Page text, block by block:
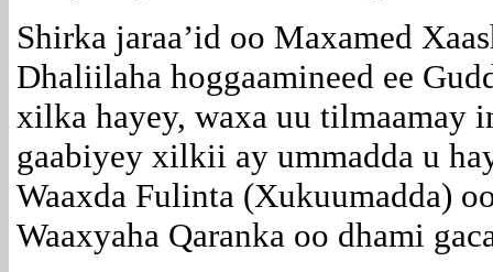
Shirka jaraa’id oo Maxamed
Dhaliilaha hoggaamineed ee
xilka hayey, waxa uu tilmaamay
gaabiyey xilkii ay ummadda u
Waaxda Fulinta (Xukuumadda)
Waaxyaha Qaranka oo dhami